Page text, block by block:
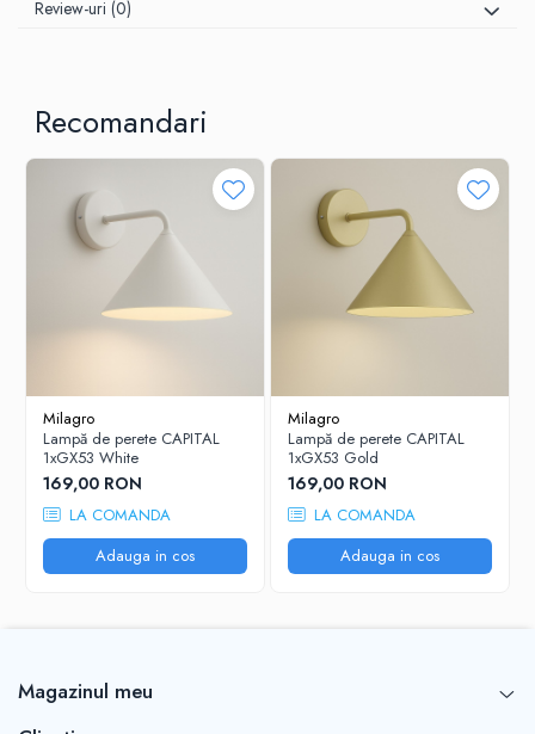
Review-uri (0)
Recomandari
Milagro
Lampă de perete CAPITAL
1xGX53 White
169,00 RON
LA COMANDA
Adauga in cos
Milagro
Lampă de perete CAPITAL
1xGX53 Gold
169,00 RON
LA COMANDA
Adauga in cos
Magazinul meu